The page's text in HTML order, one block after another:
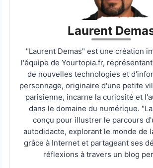
Laurent
"Laurent Demas" est une création
l'équipe de Yourtopia.fr,
de nouvelles technologies et
personnage, originaire d'une petite
parisienne, incarne la curiosité et
dans le domaine du numérique.
conçu pour illustrer le parcours
autodidacte, explorant le monde de
grâce à Internet et partageant ses
réflexions à travers un blog